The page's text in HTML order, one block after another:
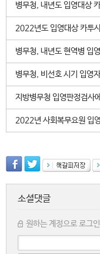
병무청, 내년도 입영대상
2022년도 입영대상 카투
병무청, 내년도 현역병 입
병무청, 비선호 시기 입영
지방병무청 입영판정검사
2022년 사회복무요원 입
소셜댓글
원하는 계정으로 로그